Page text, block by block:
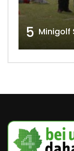
5